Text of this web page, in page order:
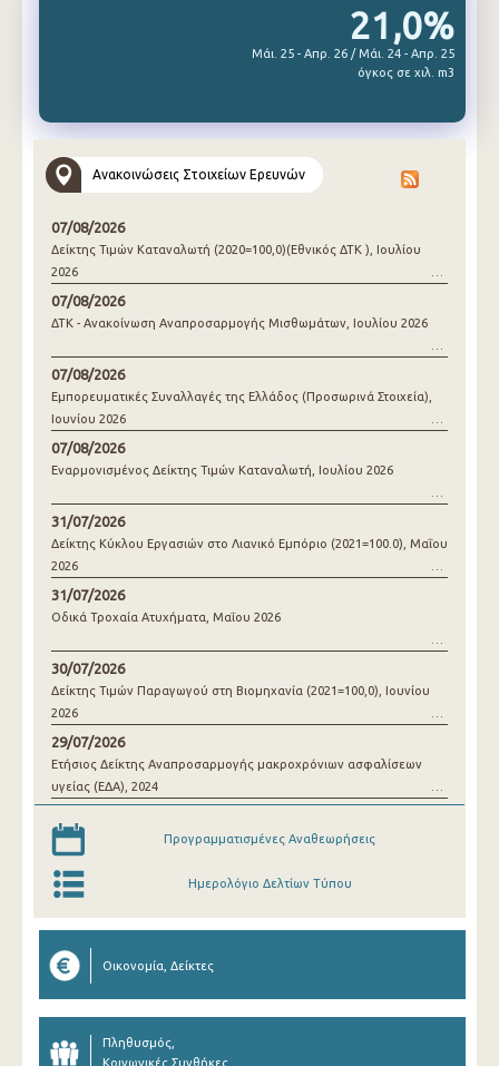
21,0%
Μάι. 25 - Απρ. 26 / Μάι. 24 - Απρ. 25
όγκος σε χιλ. m3
Ανακοινώσεις Στοιχείων Ερευνών
07/08/2026
Δείκτης Τιμών Καταναλωτή (2020=100,0)(Εθνικός ΔΤΚ ), Ιουλίου
2026
07/08/2026
ΔΤΚ - Ανακοίνωση Αναπροσαρμογής Μισθωμάτων, Ιουλίου 2026
07/08/2026
Εμπορευματικές Συναλλαγές της Ελλάδος (Προσωρινά Στοιχεία),
Ιουνίου 2026
07/08/2026
Εναρμονισμένος Δείκτης Τιμών Καταναλωτή, Ιουλίου 2026
31/07/2026
Δείκτης Κύκλου Εργασιών στο Λιανικό Εμπόριο (2021=100.0), Μαΐου
2026
31/07/2026
Οδικά Τροχαία Ατυχήματα, Μαΐου 2026
30/07/2026
Δείκτης Τιμών Παραγωγού στη Βιομηχανία (2021=100,0), Ιουνίου
2026
29/07/2026
Ετήσιος Δείκτης Αναπροσαρμογής μακροχρόνιων ασφαλίσεων
υγείας (ΕΔΑ), 2024
Προγραμματισμένες Αναθεωρήσεις
Ημερολόγιο Δελτίων Τύπου
Οικονομία, Δείκτες
Πληθυσμός,
Κοινωνικές Συνθήκες